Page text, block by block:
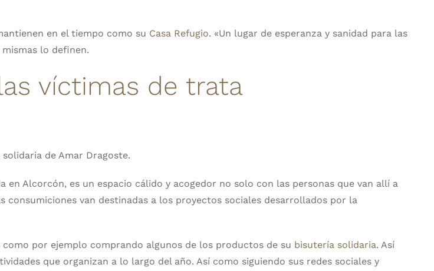
en el tiempo como su Casa Refugio. «Un lugar de esperanza y sanidad para las
lo definen.
víctimas de trata
de Amar Dragoste.
en Alcorcón, es un espacio cálido y acogedor no solo con las personas que van allí a
van destinadas a los proyectos sociales desarrollados por la
por ejemplo comprando algunos de los productos de su bisutería solidaria. Así
que organizan a lo largo del año. Así como siguiendo sus redes sociales y